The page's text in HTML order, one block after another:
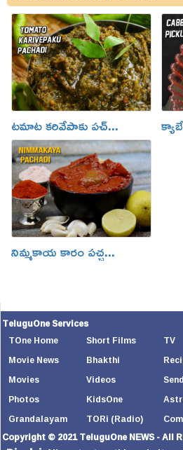
టమాట కరివేపాకు పచ్...
నిమ్మకాయ కారం పచ్చ...
TeluguOne Services
TOne Home
Movie News
Movies
Photos
Grandalayam
Short Films
Bhakthi
Videos
KidsOne
TORi (Radio)
TV
Copyright © 2021 TeluguOne NEWS - All